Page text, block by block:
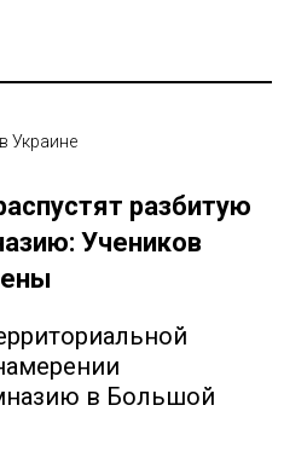
Украине
разбитую
Учеников
в Большой